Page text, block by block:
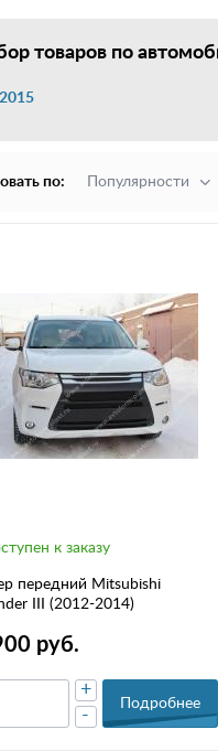
товаров по
по: Популярности
к заказу
передний Mitsubishi
III (2012-2014)
руб.
-
+
Подробнее